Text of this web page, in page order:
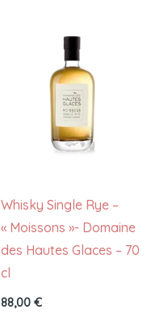
Whisky Single Rye –
« Moissons »- Domaine
des Hautes Glaces – 70
cl
88,00 €